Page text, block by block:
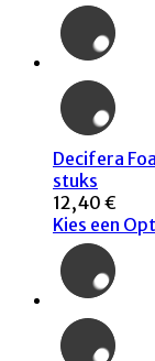
Decifera
stuks
12,40 €
Kies een